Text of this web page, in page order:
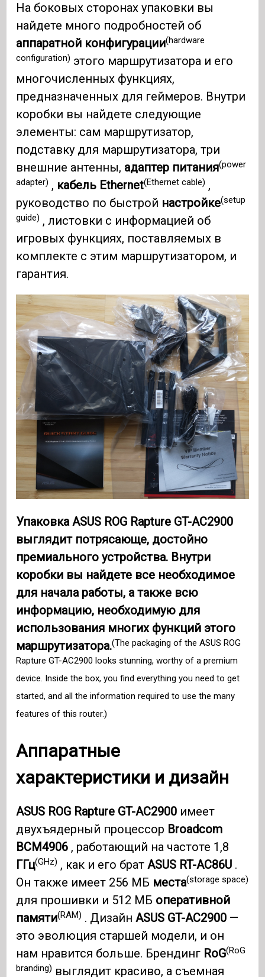
На боковых сторонах упаковки вы
найдете много подробностей об
аппаратной конфигурации(hardware
configuration) этого маршрутизатора и его
многочисленных функциях,
предназначенных для геймеров. Внутри
коробки вы найдете следующие
элементы: сам маршрутизатор,
подставку для маршрутизатора, три
внешние антенны, адаптер питания(power
adapter) , кабель Ethernet(Ethernet cable) ,
руководство по быстрой настройке(setup
guide) , листовки с информацией об
игровых функциях, поставляемых в
комплекте с этим маршрутизатором, и
гарантия.
Упаковка ASUS ROG Rapture GT-AC2900
выглядит потрясающе, достойно
премиального устройства. Внутри
коробки вы найдете все необходимое
для начала работы, а также всю
информацию, необходимую для
использования многих функций этого
маршрутизатора.(The packaging of the ASUS ROG
Rapture GT-AC2900 looks stunning, worthy of a premium
device. Inside the box, you find everything you need to get
started, and all the information required to use the many
features of this router.)
Аппаратные
характеристики и дизайн
ASUS ROG Rapture GT-AC2900 имеет
двухъядерный процессор Broadcom
BCM4906 , работающий на частоте 1,8
ГГц(GHz) , как и его братASUS RT-AC86U .
Он также имеет 256 МБ места(storage space)
для прошивки и 512 МБ оперативной
памяти(RAM) . ДизайнASUS GT-AC2900 —
это эволюция старшей модели, и он
нам нравится больше. Брендинг RoG(RoG
branding) выглядит красиво, а съемная